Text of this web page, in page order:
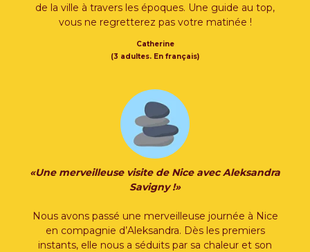
de la ville à travers les époques. Une guide au top,
vous ne regretterez pas votre matinée !
Catherine
(3 adultes. En français)
«Une merveilleuse visite de Nice avec Aleksandra
Savigny !»
Nous avons passé une merveilleuse journée à Nice
en compagnie d’Aleksandra. Dès les premiers
instants, elle nous a séduits par sa chaleur et son